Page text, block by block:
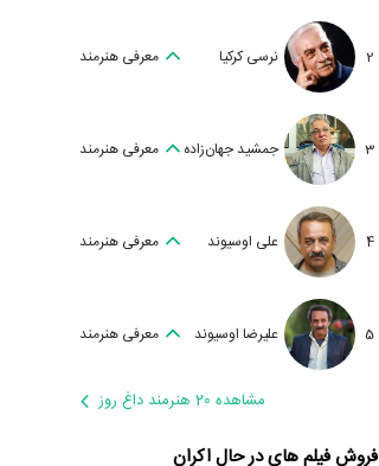
2 نرسی کرکیا معرفی هنرمند
3 جمشید جهان‌زاده معرفی هنرمند
4 علی اوسیوند معرفی هنرمند
5 علیرضا اوسیوند معرفی هنرمند
مشاهده 20 هنرمند داغ روز
فروش فیلم های در حال اکران